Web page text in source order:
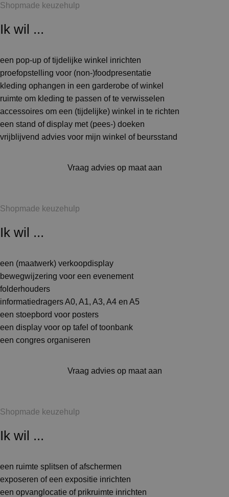
Shopmade keuzehulp
Ik wil ...
een pop-up of tijdelijke winkel inrichten
proefopstelling voor (non-)foodpresentatie
kleding ophangen in een garderobe of winkel
ruimte om kleding te passen of te verwisselen
accessoires om een (tijdelijke) winkel in te richten
een stand of display met (pees-) doeken
vrijblijvend advies voor mijn winkel of beursstand
Vraag advies op maat aan
Shopmade keuzehulp
Ik wil ...
een (maatwerk) verkoopdisplay
bewegwijzering voor een evenement
folderhouders
informatiedragers A0, A1, A3, A4 en A5
een stoepbord voor posters
een display voor op tafel of toonbank
een congres organiseren
Vraag advies op maat aan
Shopmade keuzehulp
Ik wil ...
een ruimte splitsen of afschermen
exposeren of een expositie inrichten
een opvanglocatie of prikruimte inrichten